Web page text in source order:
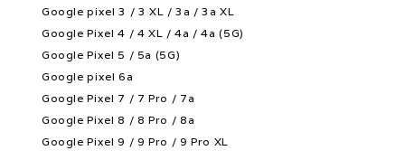
Google pixel 3 / 3 XL / 3a / 3a XL
Google Pixel 4 / 4 XL / 4a / 4a (5G)
Google Pixel 5 / 5a (5G)
Google pixel 6a
Google Pixel 7 / 7 Pro / 7a
Google Pixel 8 / 8 Pro / 8a
Google Pixel 9 / 9 Pro / 9 Pro XL